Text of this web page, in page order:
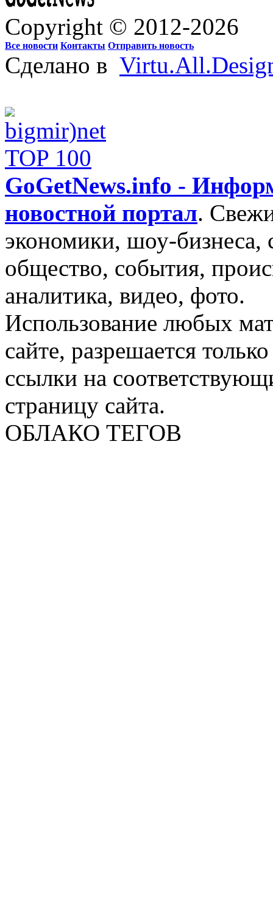
Copyright © 2012-2026
Все новости Контакты Отправить новость
Сделано в
GoGetNews.info -
новостной портал.
экономики, шоу-бизнеса,
общество, события,
аналитика, видео, фото.
Использование любых
сайте, разрешается
ссылки на
страницу сайта.
ОБЛАКО ТЕГОВ